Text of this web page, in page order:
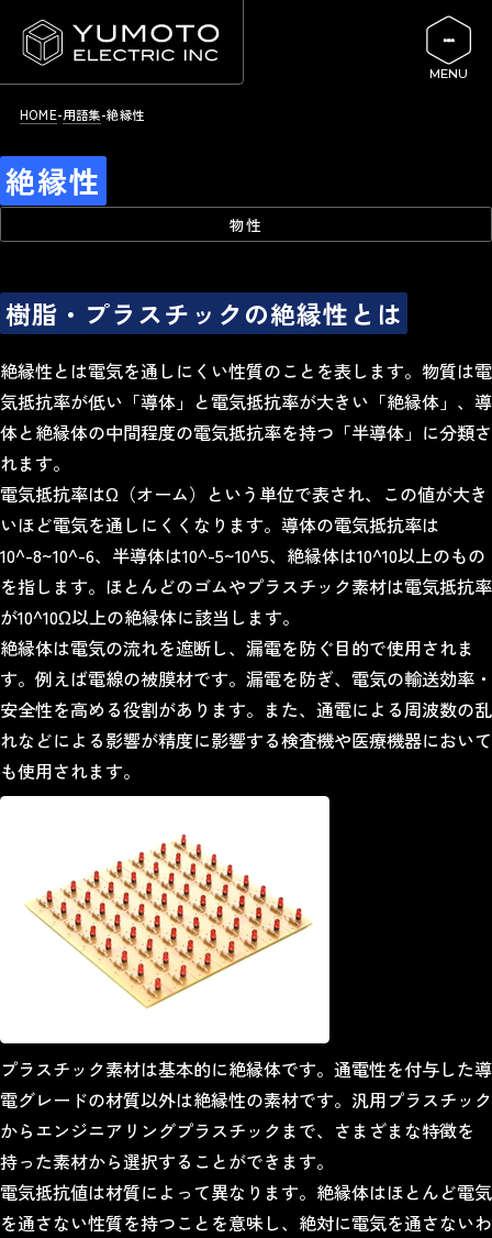
HOME 用語集 絶縁性
絶縁性
物性
樹脂・プラスチックの絶縁性とは
絶縁性とは電気を通しにくい性質のことを表します。物質は電
気抵抗率が低い「導体」と電気抵抗率が大きい「絶縁体」、導
体と絶縁体の中間程度の電気抵抗率を持つ「半導体」に分類さ
れます。
電気抵抗率はΩ（オーム）という単位で表され、この値が大き
いほど電気を通しにくくなります。導体の電気抵抗率は
10^-8~10^-6、半導体は10^-5~10^5、絶縁体は10^10以上のもの
を指します。ほとんどのゴムやプラスチック素材は電気抵抗率
が10^10Ω以上の絶縁体に該当します。
絶縁体は電気の流れを遮断し、漏電を防ぐ目的で使用されま
す。例えば電線の被膜材です。漏電を防ぎ、電気の輸送効率・
安全性を高める役割があります。また、通電による周波数の乱
れなどによる影響が精度に影響する検査機や医療機器において
も使用されます。
プラスチック素材は基本的に絶縁体です。通電性を付与した導
電グレードの材質以外は絶縁性の素材です。汎用プラスチック
からエンジニアリングプラスチックまで、さまざまな特徴を
持った素材から選択することができます。
電気抵抗値は材質によって異なります。絶縁体はほとんど電気
を通さない性質を持つことを意味し、絶対に電気を通さないわ